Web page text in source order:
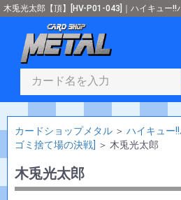
木兎光太郎【頂】[HV-P01-043]｜ハイキュー!!
カードショップメタル ＞ ハイキュー
ゴミ捨て場の決戦]
＞ 木兎光太郎
木兎光太郎